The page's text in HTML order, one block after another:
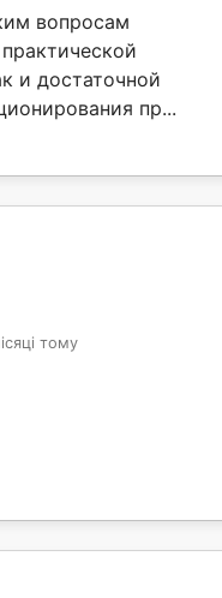
вопросам
и достаточной
пр...
тому